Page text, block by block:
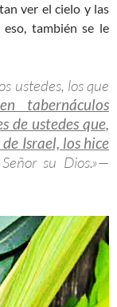
ver el cielo y las
también se le
ustedes, los que
tabernáculos
de ustedes que,
Israel, los hice
su Dios.»—